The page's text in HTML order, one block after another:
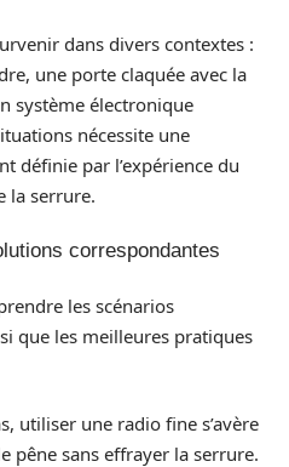
dans divers contextes :
une porte claquée avec la
système électronique
nécessite une
définie par l’expérience du
la serrure.
correspondantes
les scénarios
que les meilleures pratiques
utiliser une radio fine s’avère
pêne sans effrayer la serrure.